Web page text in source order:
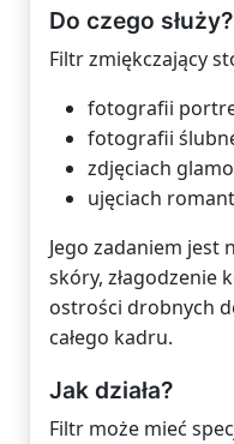
Do czego służy?
Filtr zmiękczający
fotografii
fotografii
zdjęciach
ujęciach
Jego zadaniem jest
skóry, złagodzenie
ostrości drobnych
całego kadru.
Jak działa?
Filtr może mieć